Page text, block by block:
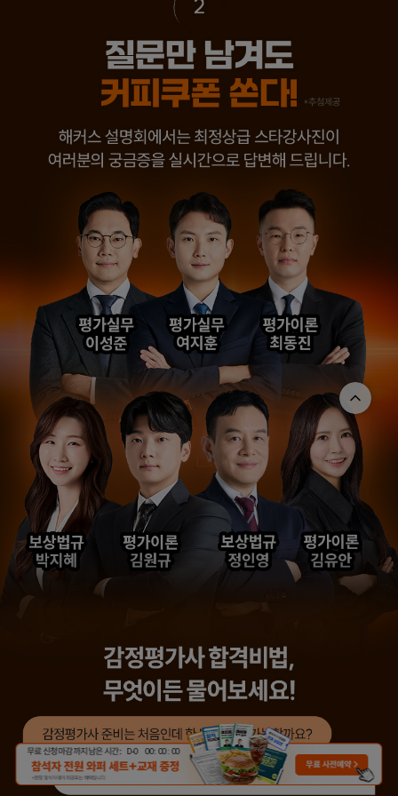
무료 신청 마감까지 남은 시간 : D-0 00: 00: 00